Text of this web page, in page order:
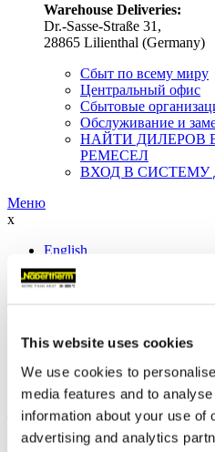
This website uses cookies
We use cookies to
media features and to
information about your use of
advertising and analytics
Warehouse Deliveries:
Dr.-Sasse-Straße 31,
28865 Lilienthal (Germany)
Сбыт по всему миру
Центральный офис
Сбытовые
Обслуживание и
НАЙТИ ДИЛЕРОВ
РЕМЕСЕЛ
ВХОД В СИСТЕМУ
Меню
x
English
Deutsch
Español
русский
日本語
中文
Закрыть